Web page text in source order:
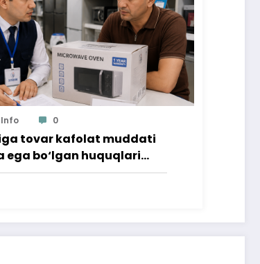
0
tovar kafolat muddati
ega bo‘lgan huquqlari